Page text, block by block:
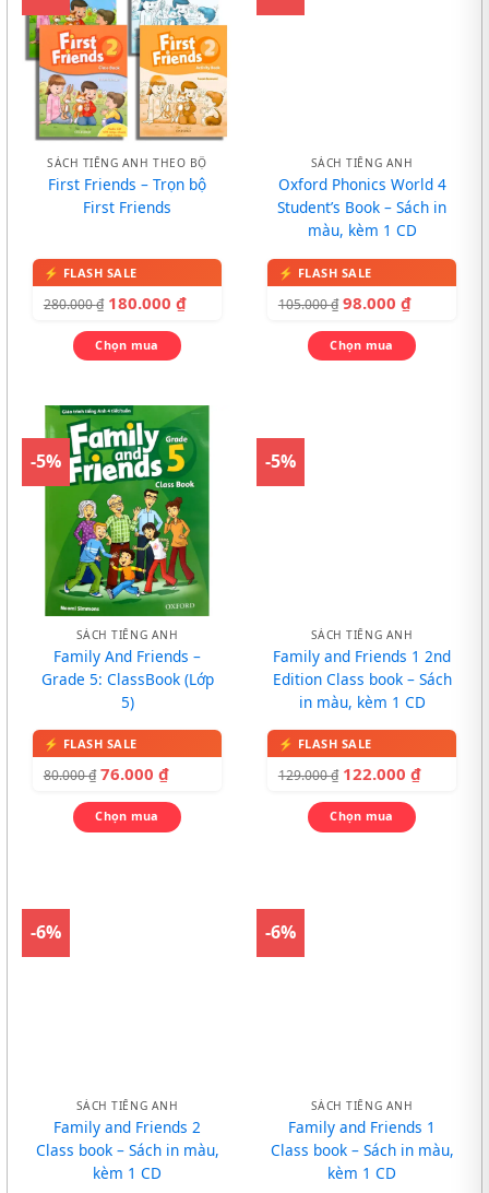
SÁCH TIẾNG ANH THEO BỘ
First Friends – Trọn bộ
First Friends
280.000₫ 180.000 ₫
Chọn mua
SÁCH TIẾNG ANH
Oxford Phonics World 4
Student’s Book – Sách in
màu, kèm 1 CD
105.000₫ 98.000 ₫
Chọn mua
-5%
SÁCH TIẾNG ANH
Family And Friends –
Grade 5: ClassBook (Lớp
5)
80.000₫ 76.000 ₫
Chọn mua
-5%
SÁCH TIẾNG ANH
Family and Friends 1 2nd
Edition Class book – Sách
in màu, kèm 1 CD
129.000₫ 122.000 ₫
Chọn mua
-6%
SÁCH TIẾNG ANH
Family and Friends 2
Class book – Sách in màu,
kèm 1 CD
-6%
SÁCH TIẾNG ANH
Family and Friends 1
Class book – Sách in màu,
kèm 1 CD